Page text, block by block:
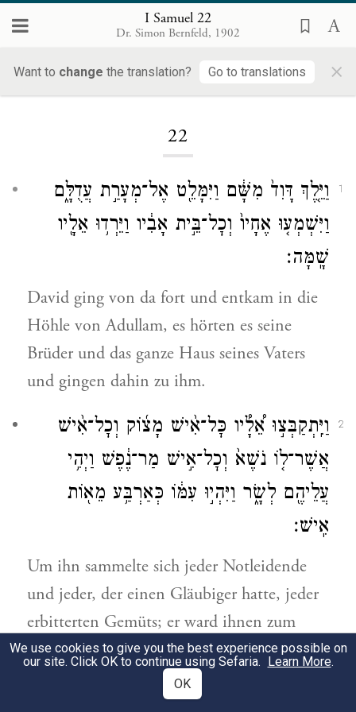
I Samuel 22
Dr. Simon Bernfeld, 1902
Want to change the translation? Go to translations ×
22
1
וַיֵּ֤לֶךְ דָּוִד֙ מִשָּׁ֔ם וַיִּמָּלֵ֖ט אֶל־מְעָרַ֣ת עֲדֻלָּ֑ם
וַיִּשְׁמְע֤וּ אֶחָיו֙ וְכׇל־בֵּ֣ית אָבִ֔יו וַיֵּרְד֥וּ אֵלָ֖יו
שָֽׁמָּה׃
David ging von da fort und entkam in die
Höhle von Adullam, es hörten es seine
Brüder und das ganze Haus seines Vaters
und gingen dahin zu ihm.
2
וַיִּֽתְקַבְּצ֣וּ אֵ֠לָ֠יו כׇּל־אִ֨ישׁ מָצ֜וֹק וְכׇל־אִ֨ישׁ
אֲשֶׁר־ל֤וֹ נֹשֶׁא֙ וְכׇל־אִ֣ישׁ מַר־נֶ֔פֶשׁ וַיְהִ֥י
עֲלֵיהֶ֖ם לְשָׂ֑ר וַיִּהְי֣וּ עִמּ֔וֹ כְּאַרְבַּ֥ע מֵא֖וֹת
אִֽישׁ׃
Um ihn sammelte sich jeder Notleidende
und jeder, der einen Gläubiger hatte, jeder
erbitterten Gemüts; er ward ihnen zum
Anführer, es waren bei ihm an vierhundert
We use cookies to give you the best experience possible on
our site. Click OK to continue using Sefaria. Learn More.
OK